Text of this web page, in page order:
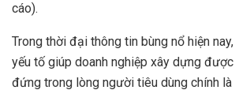
cáo).
Trong thời đại thông tin bùng nổ hiện
yếu tố giúp doanh nghiệp xây dựng
đứng trong lòng người tiêu dùng chính là